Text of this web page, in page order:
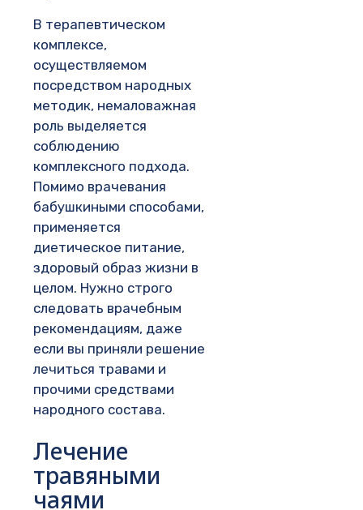
В терапевтическом
комплексе,
осуществляемом
посредством народных
методик, немаловажная
роль выделяется
соблюдению
комплексного подхода.
Помимо врачевания
бабушкиными способами,
применяется
диетическое питание,
здоровый образ жизни в
целом. Нужно строго
следовать врачебным
рекомендациям, даже
если вы приняли решение
лечиться травами и
прочими средствами
народного состава.
Лечение
травяными
чаями